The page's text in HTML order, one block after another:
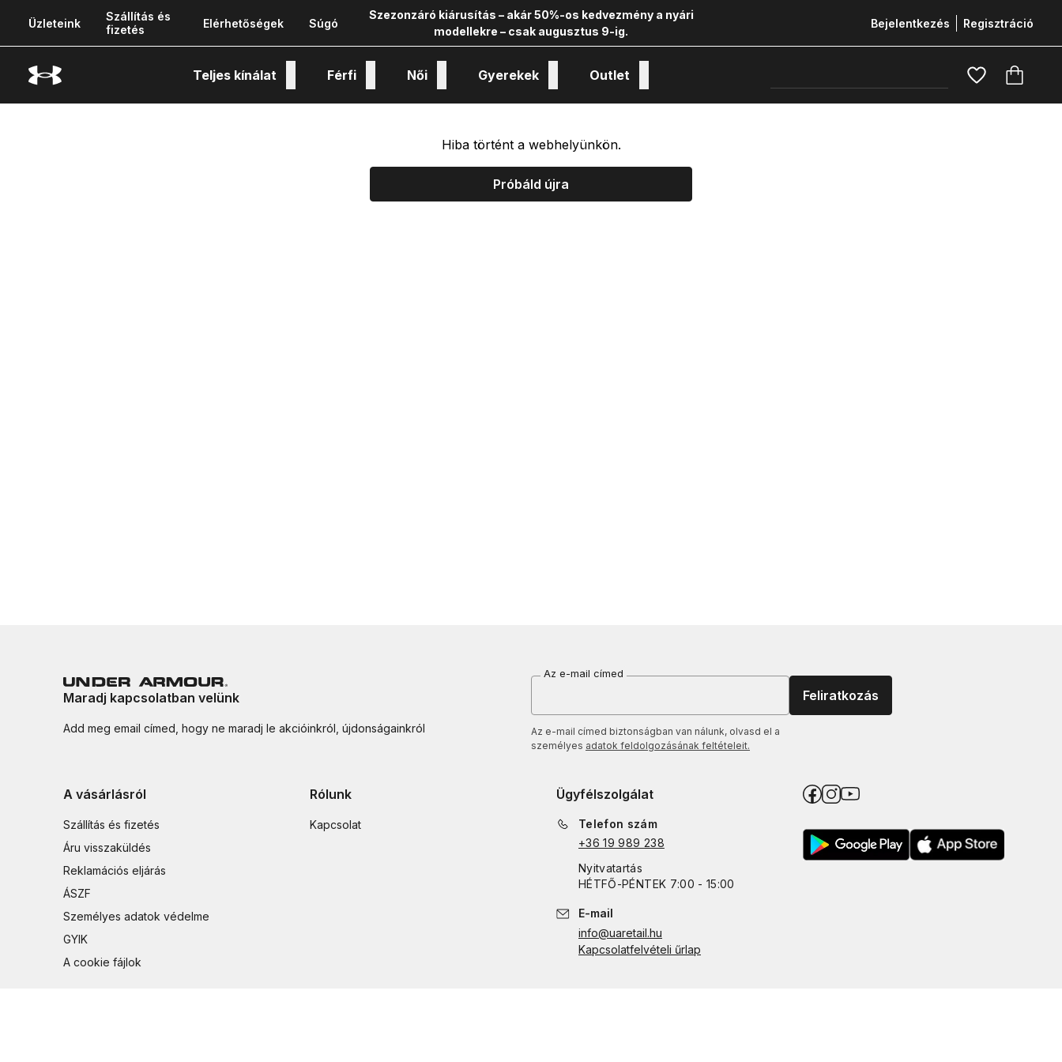
Üzleteink
Szállítás és
fizetés
Elérhetőségek Súgó
Szezonzáró kiárusítás – akár 50%-os kedvezmény a nyári
modellekre – csak augusztus 9-ig.
Bejelentkezés Regisztráció
Teljes kínálat Férfi Női Gyerekek Outlet
Hiba történt a webhelyünkön.
Próbáld újra
Maradj kapcsolatban velünk
Add meg email címed, hogy ne maradj le akcióinkról, újdonságainkról
Az e-mail címed
Feliratkozás
Az e-mail címed biztonságban van nálunk, olvasd el a
személyes adatok feldolgozásának feltételeit.
A vásárlásról
Szállítás és fizetés
Áru visszaküldés
Reklamációs eljárás
ÁSZF
Személyes adatok védelme
GYIK
A cookie fájlok
Rólunk
Kapcsolat
Ügyfélszolgálat
Telefon szám
+36 19 989 238
Nyitvatartás
HÉTFŐ-PÉNTEK 7:00 - 15:00
E-mail
info@uaretail.hu
Kapcsolatfelvételi űrlap